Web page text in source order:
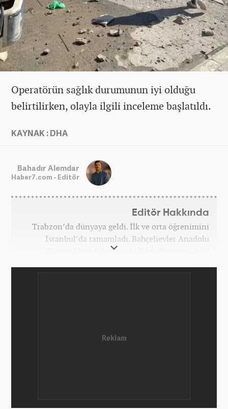
Operatörün sağlık durumunun iyi olduğu
belirtilirken, olayla ilgili inceleme başlatıldı.
KAYNAK : DHA
Bahadır Alemdar
Haber7.com - Editör
Editör Hakkında
Trabzon’da dünyaya geldi. İlk ve orta öğrenimini
İstanbul’da tamamladı. Bahçelievler Anadolu
Ticaret Meslek Lisesinde ‘Web Programcılığı’
ve teknoloji kategorilerinde birçok haber ve